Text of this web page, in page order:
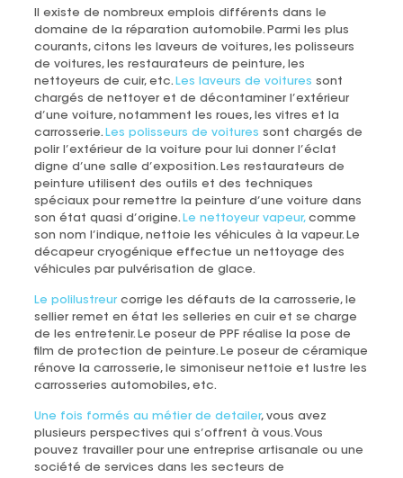
Il existe de nombreux emplois différents dans le
domaine de la réparation automobile. Parmi les plus
courants, citons les laveurs de voitures, les polisseurs
de voitures, les restaurateurs de peinture, les
nettoyeurs de cuir, etc. Les laveurs de voitures sont
chargés de nettoyer et de décontaminer l’extérieur
d’une voiture, notamment les roues, les vitres et la
carrosserie. Les polisseurs de voitures sont chargés de
polir l’extérieur de la voiture pour lui donner l’éclat
digne d’une salle d’exposition. Les restaurateurs de
peinture utilisent des outils et des techniques
spéciaux pour remettre la peinture d’une voiture dans
son état quasi d’origine. Le nettoyeur vapeur,comme
son nom l’indique, nettoie les véhicules à la vapeur. Le
décapeur cryogénique effectue un nettoyage des
véhicules par pulvérisation de glace.
Le polilustreurcorrige les défauts de la carrosserie, le
sellier remet en état les selleries en cuir et se charge
de les entretenir. Le poseur de PPF réalise la pose de
film de protection de peinture. Le poseur de céramique
rénove la carrosserie, le simoniseur nettoie et lustre les
carrosseries automobiles, etc.
Une fois formés au métier de detailer, vous avez
plusieurs perspectives qui s’offrent à vous. Vous
pouvez travailler pour une entreprise artisanale ou une
société de services dans les secteurs de